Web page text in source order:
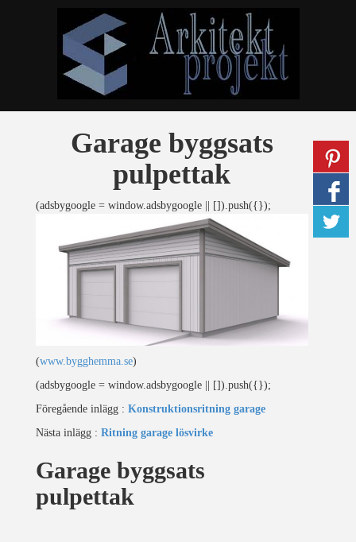
Garage byggsats
pulpettak
(adsbygoogle = window.adsbygoogle || []).push({});
(www.bygghemma.se)
(adsbygoogle = window.adsbygoogle || []).push({});
Föregående inlägg : Konstruktionsritning garage
Nästa inlägg : Ritning garage lösvirke
Garage byggsats
pulpettak